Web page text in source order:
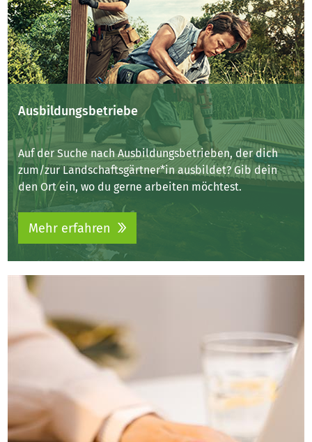
Ausbildungsbetriebe
Auf der Suche nach Ausbildungsbetrieben, der dich
zum/zur Landschaftsgärtner*in ausbildet? Gib dein
den Ort ein, wo du gerne arbeiten möchtest.
Mehr erfahren